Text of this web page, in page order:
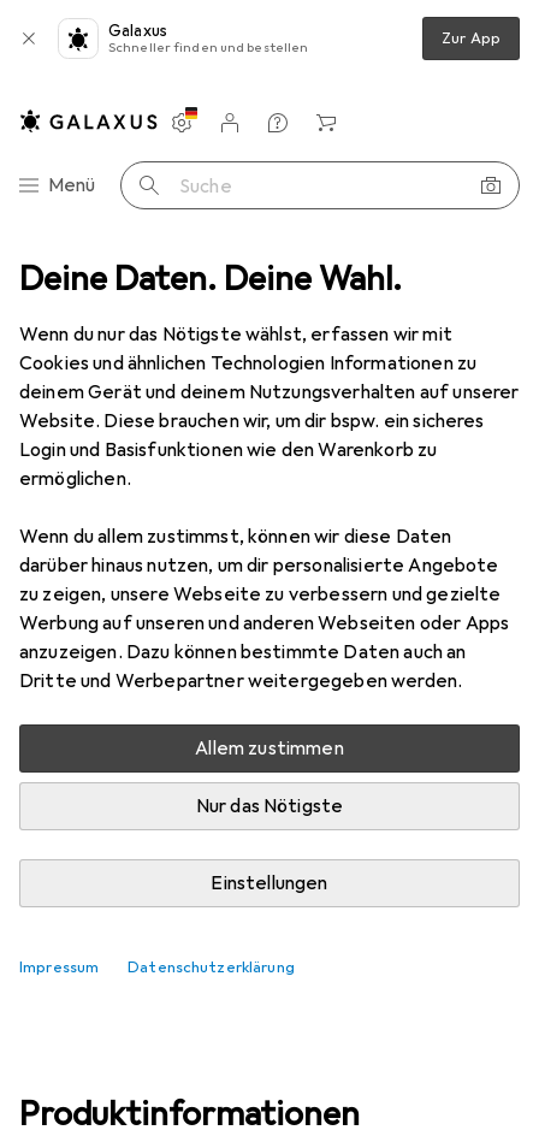
Deine Daten. Deine Wahl.
Wenn du nur das Nötigste wählst, erfassen wir mit
Cookies und ähnlichen Technologien Informationen zu
deinem Gerät und deinem Nutzungsverhalten auf unserer
Website. Diese brauchen wir, um dir bspw. ein sicheres
Login und Basisfunktionen wie den Warenkorb zu
ermöglichen.
Wenn du allem zustimmst, können wir diese Daten
darüber hinaus nutzen, um dir personalisierte Angebote
zu zeigen, unsere Webseite zu verbessern und gezielte
Werbung auf unseren und anderen Webseiten oder Apps
anzuzeigen. Dazu können bestimmte Daten auch an
Dritte und Werbepartner weitergegeben werden.
Allem zustimmen
Nur das Nötigste
Einstellungen
Impressum Datenschutzerklärung
Galaxus
Schneller finden und bestellen Zur App
Navigation nach Kategorien
Menü Suche
Einstellungen
Kundenkonto
Vergleichslisten
Merklisten
Warenkorb
Zubehör Schulbedarf Buchfolie Herma Buchschutzfolie
10 Bilder
HermaBuchschutzfolie
Preis in EUR inkl. MwSt.
EUR
2,58
Bewertungen
Zwischen Fr, 7.8. und Di, 11.8. geliefert
9 Stück an Lager beim Lieferanten
Lieferort angeben für genaue Lieferzeit
Kostenloser Versand ab 30,– i
Produktinformationen